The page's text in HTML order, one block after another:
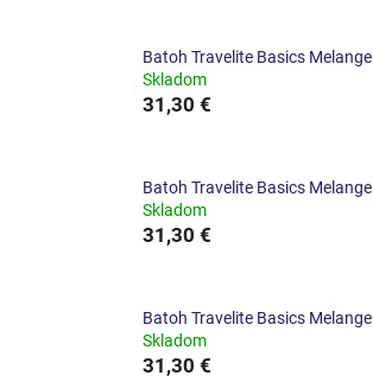
Batoh Travelite Basics Melange
Skladom
31,30 €
Batoh Travelite Basics Melange
Skladom
31,30 €
Batoh Travelite Basics Melange
Skladom
31,30 €